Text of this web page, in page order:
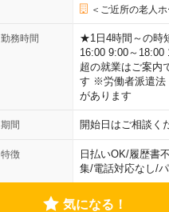
＜ご近所の老人
勤務時間
★1日4時間～の時
16:00 9:00～
超の就業はご案内
す ※労働者派遣法
があります
期間 開始日はご相談
特徴 日払いOK/履歴書
集/電話対応なし/
気になる！